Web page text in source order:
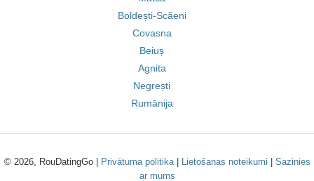
Boldești-Scăeni
Covasna
Beiuș
Agnita
Negrești
Rumānija
© 2026, RouDatingGo | Privātuma politika| Lietošanas noteikumi
Sazinies
ar mums